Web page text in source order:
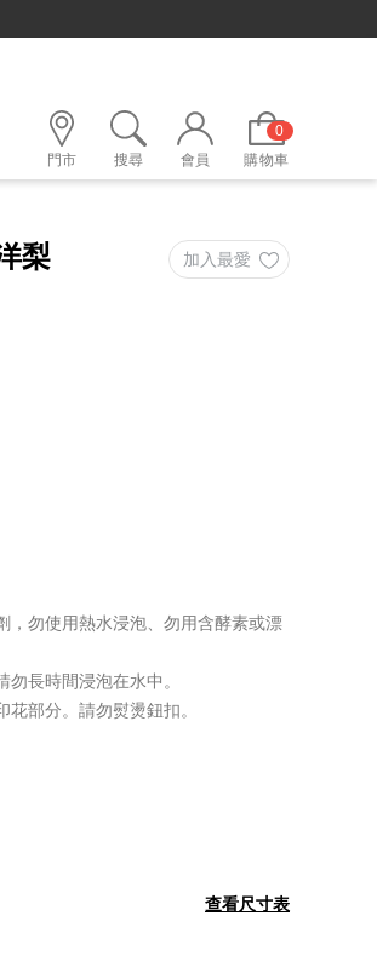
門市 搜尋 會員
0
購物車
梨
勿使用熱水浸泡、勿用含酵素或漂
長時間浸泡在水中。
部分。請勿熨燙鈕扣。
查看尺寸表